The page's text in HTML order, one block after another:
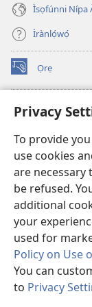
Privacy
To provide
use cookies
are
be refused.
additional
your
used for
Policy on Use
You can
to Privacy
Ìsọfúnni Nípa
Ìrànlọ́wọ́
Ọrẹ
(opens
new
ÀKÁ ÌWÉ
(opens
window)JW Hub
(opens
new
window)JW Library
Watchtower
Copyright© 2026
ÀDÉHÙN LÍLO